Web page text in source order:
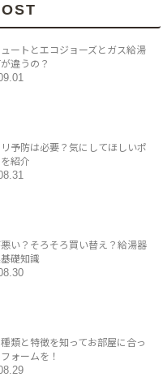
ートとエコジョーズとガス給湯
違うの？
予防は必要？気にしてほしいポ
紹介
い？そろそろ買い替え？給湯器
礎知識
類と特徴を知ってお部屋に合っ
ォームを！